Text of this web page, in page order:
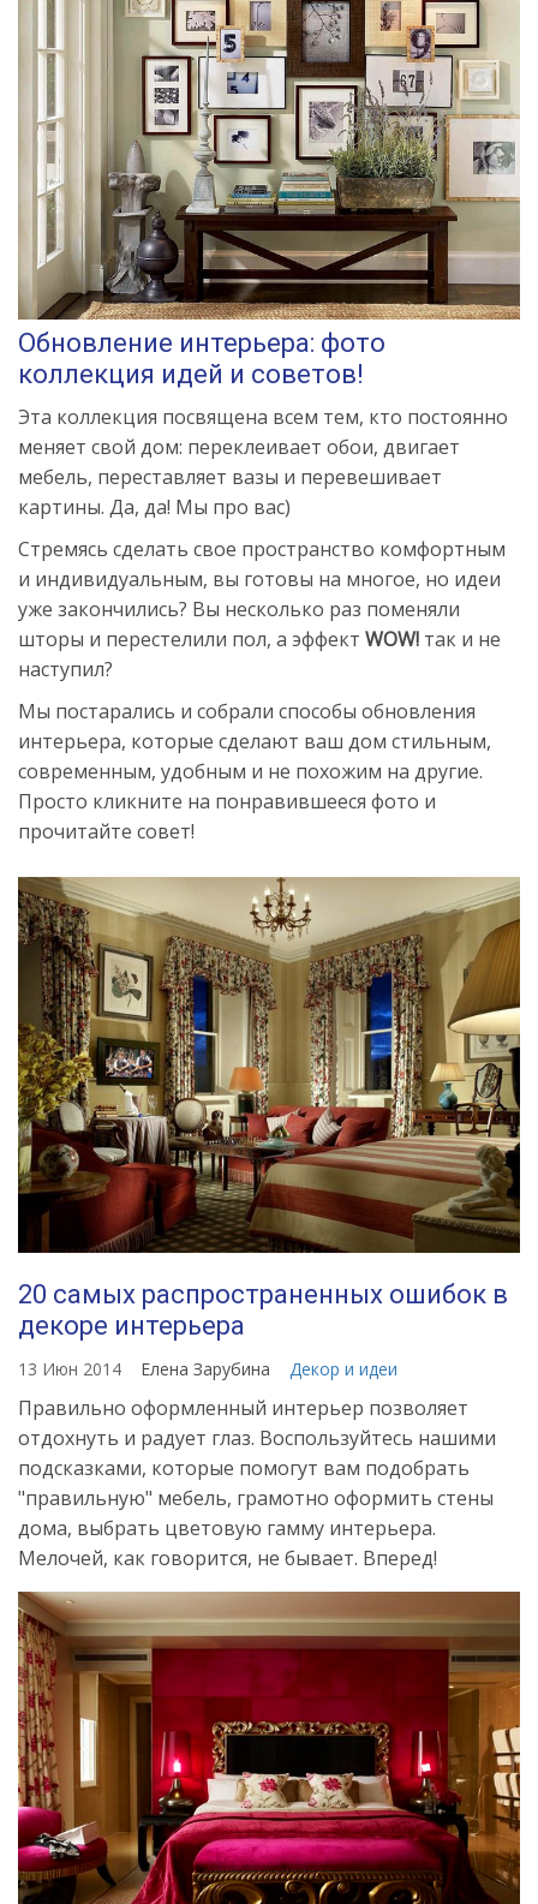
Обновление интерьера: фото
коллекция идей и советов!
Эта коллекция посвящена всем тем, кто постоянно
меняет свой дом: переклеивает обои, двигает
мебель, переставляет вазы и перевешивает
картины. Да, да! Мы про вас)
Стремясь сделать свое пространство комфортным
и индивидуальным, вы готовы на многое, но идеи
уже закончились? Вы несколько раз поменяли
шторы и перестелили пол, а эффект WOW! так и не
наступил?
Мы постарались и собрали способы обновления
интерьера, которые сделают ваш дом стильным,
современным, удобным и не похожим на другие.
Просто кликните на понравившееся фото и
прочитайте совет!
20 самых распространенных ошибок в
декоре интерьера
13 Июн 2014 Елена Зарубина Декор и идеи
Правильно оформленный интерьер позволяет
отдохнуть и радует глаз. Воспользуйтесь нашими
подсказками, которые помогут вам подобрать
"правильную" мебель, грамотно оформить стены
дома, выбрать цветовую гамму интерьера.
Мелочей, как говорится, не бывает. Вперед!